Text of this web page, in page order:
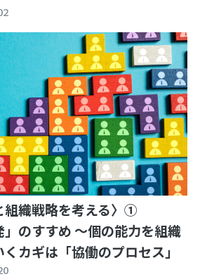
組織戦略を考える〉①
」のすすめ ～個の能力を組織
カギは「協働のプロセス」